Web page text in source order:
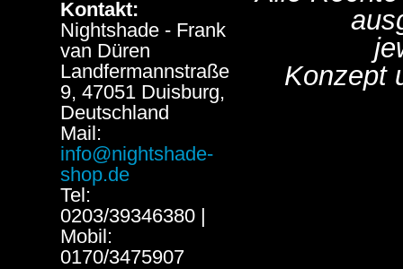
Kontakt:
Nightshade - Frank
van Düren
Landfermannstraße
9, 47051 Duisburg,
Deutschland
Mail:
info@nightshade-
shop.de
Tel:
0203/39346380 |
Mobil:
0170/3475907
Konzept